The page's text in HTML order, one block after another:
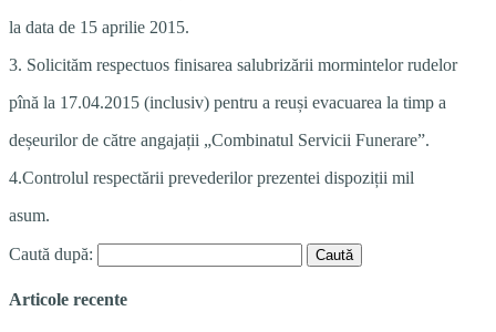
la data de 15 aprilie 2015.
3. Solicităm respectuos finisarea salubrizării mormintelor rudelor
pînă la 17.04.2015 (inclusiv) pentru a reuși evacuarea la timp a
deșeurilor de către angajații „Combinatul Servicii Funerare”.
4.Controlul respectării prevederilor prezentei dispoziții mi­l
asum.
Caută după:
Articole recente